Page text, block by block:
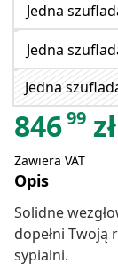
Jedna
Jedna
Jedna
84699 zł
Zawiera VAT
Opis
Solidne
dopełni Twoją
sypialni.